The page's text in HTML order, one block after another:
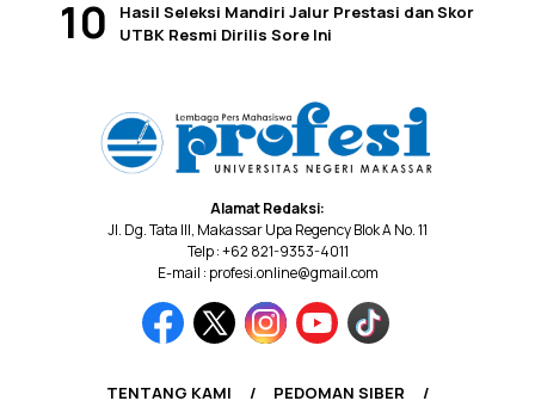
Hasil Seleksi Mandiri Jalur Prestasi dan Skor
UTBK Resmi Dirilis Sore Ini
Alamat Redaksi:
Jl. Dg. Tata III, Makassar Upa Regency Blok A No. 11
Telp : +62 821-9353-4011
E-mail : profesi.online@gmail.com
TENTANG KAMI PEDOMAN SIBER